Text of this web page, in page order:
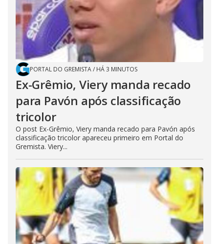
PORTAL DO GREMISTA/ HÁ 3 MINUTOS
Ex-Grêmio, Viery manda recado
para Pavón após classificação
tricolor
O post Ex-Grêmio, Viery manda recado para Pavón após
classificação tricolor apareceu primeiro em Portal do
Gremista. Viery...